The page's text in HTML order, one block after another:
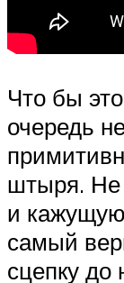
Что бы
очередь
штыря. Не
и
самый
сцепку до